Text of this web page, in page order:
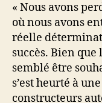
« Nous avons
où nous avons
réelle
succès. Bien
semblé être
s’est heurté à
constructeurs